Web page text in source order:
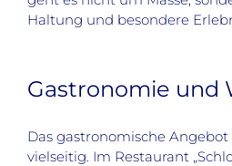
Haltung und besondere
Gastronomie und
Das gastronomische
vielseitig. Im Restaurant